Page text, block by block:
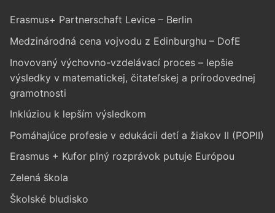
Erasmus+ Partnerschaft Levice – Berlin
Medzinárodná cena vojvodu z Edinburghu – DofE
Inovovaný výchovno-vzdelávací proces – lepšie
výsledky v matematickej, čitateľskej a prírodovednej
gramotnosti
Inklúziou k lepším výsledkom
Pomáhajúce profesie v edukácii detí a žiakov II (POPII)
Erasmus + Kufor plný rozprávok putuje Európou
Zelená škola
Školské bludisko